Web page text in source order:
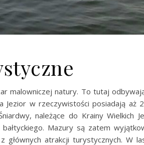
malowniczej natury. To tutaj
Jezior w rzeczywistości posiadają aż
należące do Krainy Wielkich
Mazury są zatem
atrakcji turystycznych. W